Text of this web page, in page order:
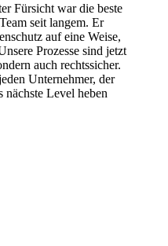
Fürsicht war die beste
seit langem. Er
auf eine Weise,
Prozesse sind jetzt
auch rechtssicher.
Unternehmer, der
nächste Level heben